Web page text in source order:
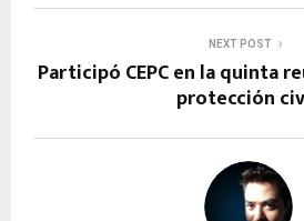
NEXT POST
Participó CEPC en la quinta
protección